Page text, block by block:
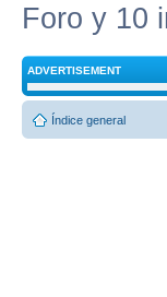
Foro y 10
ADVERTISEMENT
Índice general